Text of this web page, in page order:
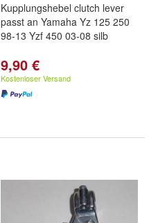
Kupplungshebel clutch lever
passt an Yamaha Yz 125 250
98-13 Yzf 450 03-08 silb
9,90 €
Kostenloser Versand